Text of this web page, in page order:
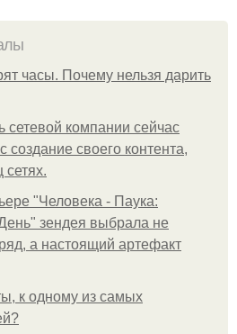
часы. Почему нельзя дарить
сетевой компании сейчас
создание своего контента,
сетях.
"Человека - Паука:
зендея выбрала не
а настоящий артефакт
к одному из самых